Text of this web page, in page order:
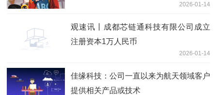
2026-01-14
观速讯丨成都芯链通科技有限公司成立
注册资本1万人民币
2026-01-14
佳缘科技：公司一直以来为航天领域客户
提供相关产品或技术